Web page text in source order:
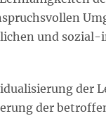
und
der
der